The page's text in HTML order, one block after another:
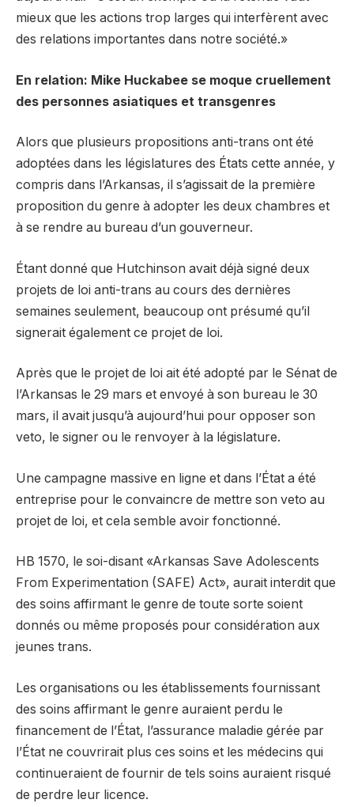
mieux que les actions trop larges qui interfèrent avec
des relations importantes dans notre société.»
En relation: Mike Huckabee se moque cruellement
des personnes asiatiques et transgenres
Alors que plusieurs propositions anti-trans ont été
adoptées dans les législatures des États cette année, y
compris dans l’Arkansas, il s’agissait de la première
proposition du genre à adopter les deux chambres et
à se rendre au bureau d’un gouverneur.
Étant donné que Hutchinson avait déjà signé deux
projets de loi anti-trans au cours des dernières
semaines seulement, beaucoup ont présumé qu’il
signerait également ce projet de loi.
Après que le projet de loi ait été adopté par le Sénat de
l’Arkansas le 29 mars et envoyé à son bureau le 30
mars, il avait jusqu’à aujourd’hui pour opposer son
veto, le signer ou le renvoyer à la législature.
Une campagne massive en ligne et dans l’État a été
entreprise pour le convaincre de mettre son veto au
projet de loi, et cela semble avoir fonctionné.
HB 1570, le soi-disant «Arkansas Save Adolescents
From Experimentation (SAFE) Act», aurait interdit que
des soins affirmant le genre de toute sorte soient
donnés ou même proposés pour considération aux
jeunes trans.
Les organisations ou les établissements fournissant
des soins affirmant le genre auraient perdu le
financement de l’État, l’assurance maladie gérée par
l’État ne couvrirait plus ces soins et les médecins qui
continueraient de fournir de tels soins auraient risqué
de perdre leur licence.